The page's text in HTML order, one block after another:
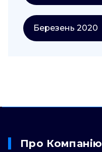
Березень 2020
Про Компанію